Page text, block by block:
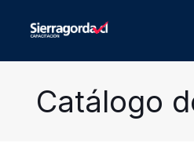
Catálogo